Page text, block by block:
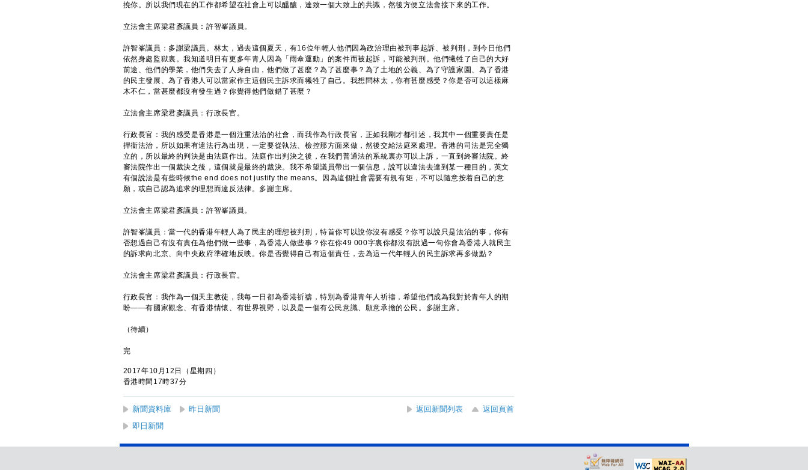
撓你。所以我們現在的工作都希望在社會上可以醞釀，達致一個大致上的共識，然後方便立法會接下來的工作。
立法會主席梁君彥議員：許智峯議員。
許智峯議員：多謝梁議員。林太，過去這個夏天，有16位年輕人他們因為政治理由被刑事起訴、被判刑，到今日他們
依然身處監獄裏。我知道明日有更多年青人因為「雨傘運動」的案件而被起訴，可能被判刑。他們犧牲了自己的大好
前途、他們的學業，他們失去了人身自由，他們做了甚麼？為了甚麼事？為了土地的公義、為了守護家園、為了香港
的民主發展、為了香港人可以當家作主這個民主訴求而犧牲了自己。我想問林太，你有甚麼感受？你是否可以這樣麻
木不仁，當甚麼都沒有發生過？你覺得他們做錯了甚麼？
立法會主席梁君彥議員：行政長官。
行政長官：我的感受是香港是一個注重法治的社會，而我作為行政長官，正如我剛才都引述，我其中一個重要責任是
捍衞法治，所以如果有違法行為出現，一定要從執法、檢控那方面來做，然後交給法庭來處理。香港的司法是完全獨
立的，所以最終的判決是由法庭作出。法庭作出判決之後，在我們普通法的系統裏亦可以上訴，一直到終審法院。終
審法院作出一個裁決之後，這個就是最終的裁決。我不希望議員帶出一個信息，說可以違法去達到某一種目的，英文
有個說法是有些時候the end does not justify the means。因為這個社會需要有規有矩，不可以隨意按着自己的意
願，或自己認為追求的理想而違反法律。多謝主席。
立法會主席梁君彥議員：許智峯議員。
許智峯議員：當一代的香港年輕人為了民主的理想被判刑，特首你可以說你沒有感受？你可以說只是法治的事，你有
否想過自己有沒有責任為他們做一些事，為香港人做些事？你在你49 000字裏你都沒有說過一句你會為香港人就民主
的訴求向北京、向中央政府準確地反映。你是否覺得自己有這個責任，去為這一代年輕人的民主訴求再多做點？
立法會主席梁君彥議員：行政長官。
行政長官：我作為一個天主教徒，我每一日都為香港祈禱，特別為香港青年人祈禱，希望他們成為我對於青年人的期
盼——有國家觀念、有香港情懷、有世界視野，以及是一個有公民意識、願意承擔的公民。多謝主席。
（待續）
完
2017年10月12日（星期四）
香港時間17時37分
新聞資料庫 昨日新聞 返回新聞列表
返回頁首
即日新聞